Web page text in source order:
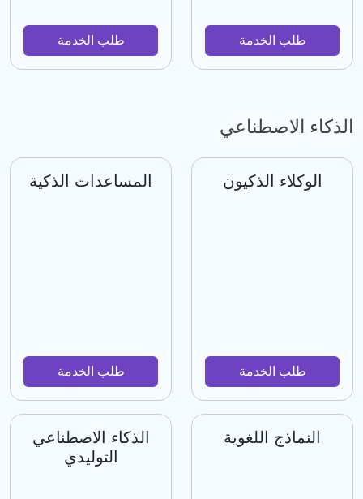
طلب الخدمة طلب الخدمة
الذكاء الاصطناعي
الوكلاء الذكيون
طلب الخدمة
المساعدات الذكية
طلب الخدمة
النماذج اللغوية
الذكاء الاصطناعي
التوليدي